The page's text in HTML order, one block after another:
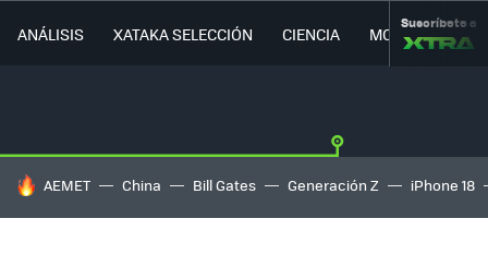
ANÁLISIS XATAKA SELECCIÓN CIENCIA MOVILIDAD
Suscríbete a
HOY SE HABLA DE
AEMET China Bill Gates Generación Z iPhone 18